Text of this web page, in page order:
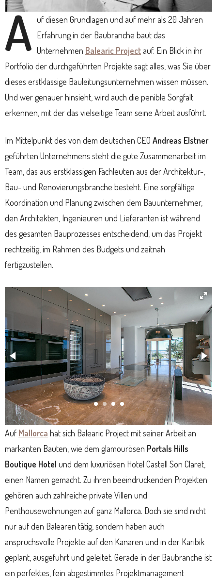
A uf diesen Grundlagen und auf mehr als 20 Jahren
Erfahrung in der Baubranche baut das
Unternehmen Balearic Projectauf. Ein Blick in ihr
Portfolio der durchgeführten Projekte sagt alles, was Sie über
dieses erstklassige Bauleitungsunternehmen wissen müssen.
Und wer genauer hinsieht, wird auch die penible Sorgfalt
erkennen, mit der das vielseitige Team seine Arbeit ausführt.
Im Mittelpunkt des von dem deutschen CEO Andreas Elstner
geführten Unternehmens steht die gute Zusammenarbeit im
Team, das aus erstklassigen Fachleuten aus der Architektur-,
Bau- und Renovierungsbranche besteht. Eine sorgfältige
Koordination und Planung zwischen dem Bauunternehmer,
den Architekten, Ingenieuren und Lieferanten ist während
des gesamten Bauprozesses entscheidend, um das Projekt
rechtzeitig, im Rahmen des Budgets und zeitnah
fertigzustellen.
Auf Mallorca hat sich Balearic Project mit seiner Arbeit an
markanten Bauten, wie dem glamourösen Portals Hills
Boutique Hotel und dem luxuriösen Hotel Castell Son Claret,
einen Namen gemacht. Zu ihren beeindruckenden Projekten
gehören auch zahlreiche private Villen und
Penthousewohnungen auf ganz Mallorca. Doch sie sind nicht
nur auf den Balearen tätig, sondern haben auch
anspruchsvolle Projekte auf den Kanaren und in der Karibik
geplant, ausgeführt und geleitet. Gerade in der Baubranche ist
ein perfektes, fein abgestimmtes Projektmanagement